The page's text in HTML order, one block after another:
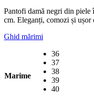
Pantofi damă negri din piele
cm. Eleganți, comozi și ușor
Ghid mărimi
Marime
36
37
38
39
40